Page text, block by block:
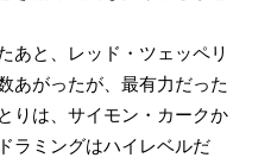
あと、レッド・ツェッペリ
あがったが、最有力だった
りは、サイモン・カークか
ラミングはハイレベルだ